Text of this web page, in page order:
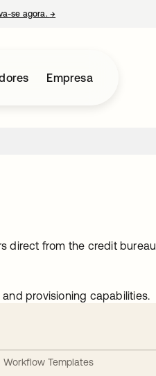
se agora. →
Empresa
direct from the credit bureau
provisioning capabilities.
Workflow Templates